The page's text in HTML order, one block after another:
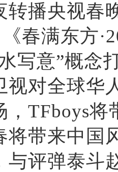
央视春晚
春满东方
写意”概念
视对全球华
，TFboys将
将带来中国
与评弹泰斗